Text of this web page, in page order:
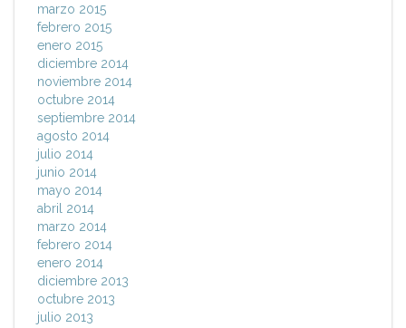
marzo 2015
febrero 2015
enero 2015
diciembre 2014
noviembre 2014
octubre 2014
septiembre 2014
agosto 2014
julio 2014
junio 2014
mayo 2014
abril 2014
marzo 2014
febrero 2014
enero 2014
diciembre 2013
octubre 2013
julio 2013